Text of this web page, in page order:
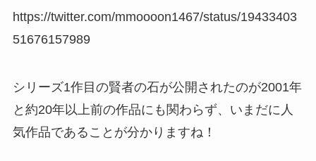
https://twitter.com/mmoooon1467/status/19433403
51676157989
シリーズ1作目の賢者の石が公開されたのが2001年
と約20年以上前の作品にも関わらず、いまだに人
気作品であることが分かりますね！